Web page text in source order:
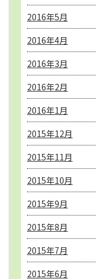
2016年5月
2016年4月
2016年3月
2016年2月
2016年1月
2015年12月
2015年11月
2015年10月
2015年9月
2015年8月
2015年7月
2015年6月